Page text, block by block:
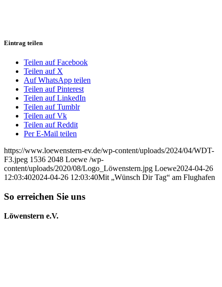
Eintrag teilen
Teilen auf Facebook
Teilen auf X
Auf WhatsApp teilen
Teilen auf Pinterest
Teilen auf LinkedIn
Teilen auf Tumblr
Teilen auf Vk
Teilen auf Reddit
Per E-Mail teilen
https://www.loewenstern-ev.de/wp-content/uploads/2024/04/WDT-
F3.jpeg 1536 2048 Loewe /wp-
content/uploads/2020/08/Logo_Löwenstern.jpg Loewe2024-04-26
12:03:402024-04-26 12:03:40Mit „Wünsch Dir Tag“ am Flughafen
So erreichen Sie uns
Löwenstern e.V.